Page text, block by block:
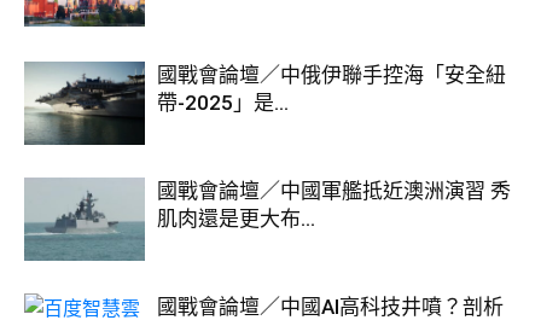
國戰會論壇／中俄伊聯手控海「安全紐
帶-2025」是...
國戰會論壇／中國軍艦抵近澳洲演習 秀
肌肉還是更大布...
國戰會論壇／中國AI高科技井噴？剖析